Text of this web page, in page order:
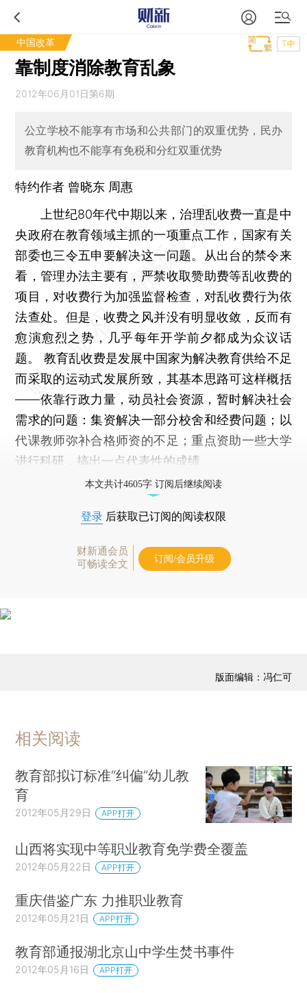
中国改革 T中
靠制度消除教育乱象
2012年06月01日第6期
公立学校不能享有市场和公共部门的双重优势，民办
教育机构也不能享有免税和分红双重优势
特约作者 曾晓东 周惠
上世纪80年代中期以来，治理乱收费一直是中
央政府在教育领域主抓的一项重点工作，国家有关
部委也三令五申要解决这一问题。从出台的禁令来
看，管理办法主要有，严禁收取赞助费等乱收费的
项目，对收费行为加强监督检查，对乱收费行为依
法查处。但是，收费之风并没有明显收敛，反而有
愈演愈烈之势，几乎每年开学前夕都成为众议话
题。 教育乱收费是发展中国家为解决教育供给不足
而采取的运动式发展所致，其基本思路可这样概括
——依靠行政力量，动员社会资源，暂时解决社会
需求的问题：集资解决一部分校舍和经费问题；以
代课教师弥补合格师资的不足；重点资助一些大学
进行科研，搞出一点代表性的成绩。
本文共计4605字 订阅后继续阅读
登录 后获取已订阅的阅读权限
财新通会员
可畅读全文
订阅/会员升级
版面编辑：冯仁可
相关阅读
教育部拟订标准“纠偏”幼儿教
育
2012年05月29日 APP打开
山西将实现中等职业教育免学费全覆盖
2012年05月22日 APP打开
重庆借鉴广东 力推职业教育
2012年05月21日 APP打开
教育部通报湖北京山中学生焚书事件
2012年05月16日 APP打开